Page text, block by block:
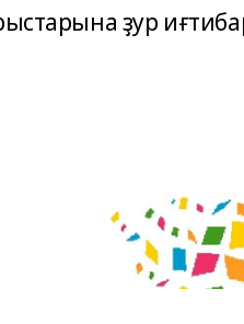
ҙур